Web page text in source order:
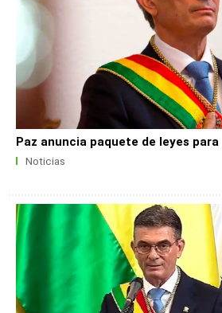
Paz anuncia paquete de leyes
Noticias